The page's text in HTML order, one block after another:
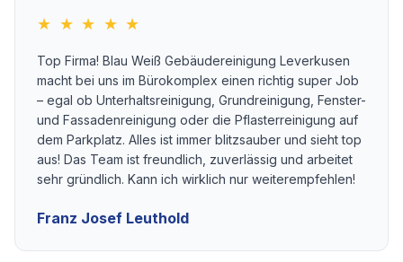
★ ★ ★ ★ ★
Top Firma! Blau Weiß Gebäudereinigung Leverkusen
macht bei uns im Bürokomplex einen richtig super Job
– egal ob Unterhaltsreinigung, Grundreinigung, Fenster-
und Fassadenreinigung oder die Pflasterreinigung auf
dem Parkplatz. Alles ist immer blitzsauber und sieht top
aus! Das Team ist freundlich, zuverlässig und arbeitet
sehr gründlich. Kann ich wirklich nur weiterempfehlen!
Franz Josef Leuthold